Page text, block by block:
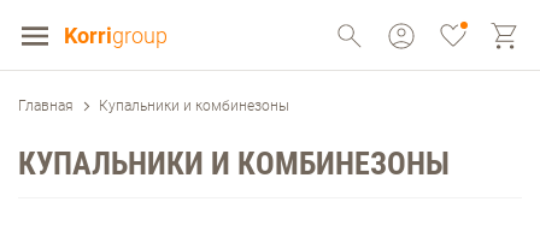
Korrigroup
Главная Купальники и комбинезоны
КУПАЛЬНИКИ И КОМБИНЕЗОНЫ